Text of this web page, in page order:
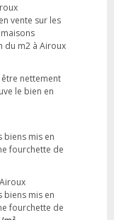
vente sur les
du m2 à Airoux
nettement
le bien en
biens mis en
fourchette de
biens mis en
fourchette de